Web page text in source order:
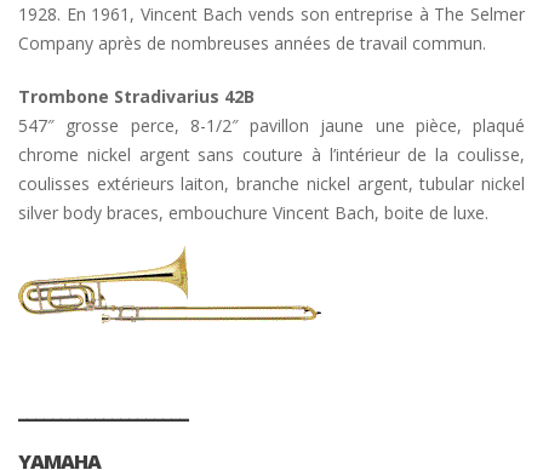
1928. En 1961, Vincent Bach vends son entreprise à The Selmer
Company après de nombreuses années de travail commun.
Trombone Stradivarius 42B
547″ grosse perce, 8-1/2″ pavillon jaune une pièce, plaqué
chrome nickel argent sans couture à l’intérieur de la coulisse,
coulisses extérieurs laiton, branche nickel argent, tubular nickel
silver body braces, embouchure Vincent Bach, boite de luxe.
YAMAHA